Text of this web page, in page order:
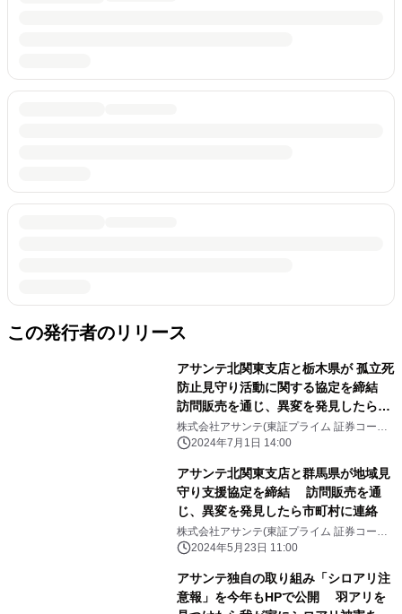
この発行者のリリース
アサンテ北関東支店と栃木県が 孤立死
防止見守り活動に関する協定を締結
訪問販売を通じ、異変を発見したら市
町窓口に連絡
株式会社アサンテ(東証プライム 証券コード
6073)2024年7月1日 14:00
アサンテ北関東支店と群馬県が地域見
守り支援協定を締結 訪問販売を通
じ、異変を発見したら市町村に連絡
株式会社アサンテ(東証プライム 証券コード
6073)2024年5月23日 11:00
アサンテ独自の取り組み「シロアリ注
意報」を今年もHPで公開 羽アリを